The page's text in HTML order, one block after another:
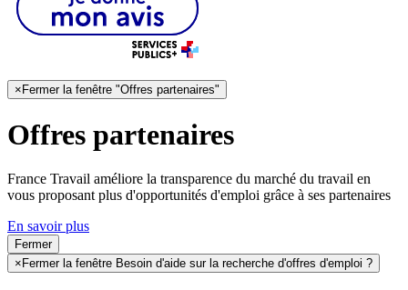
×Fermer la fenêtre "Offres partenaires"
Offres partenaires
France Travail améliore la transparence du marché du travail en
vous proposant plus d'opportunités d'emploi grâce à ses partenaires
En savoir plus
Fermer
× Fermer la fenêtre Besoin d'aide sur la recherche d'offres d'emploi ?